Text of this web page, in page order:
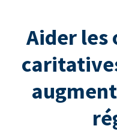
Aider les